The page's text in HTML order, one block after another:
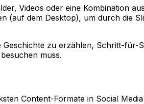
Videos oder eine Kombination
(auf dem Desktop), um durch die
zu erzählen, Schritt-
muss.
Content-Formate in Social